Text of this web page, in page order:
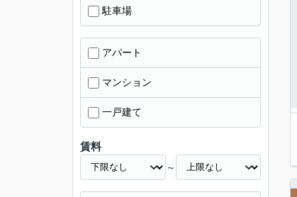
駐車場
アパート
マンション
一戸建て
賃料
～